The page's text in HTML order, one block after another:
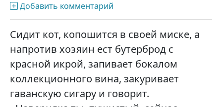
Добавить комментарий
Сидит кот, копошится в своей миске, а
напротив хозяин ест бутерброд с
красной икрой, запивает бокалом
коллекционного вина, закуривает
гаванскую сигару и говорит.